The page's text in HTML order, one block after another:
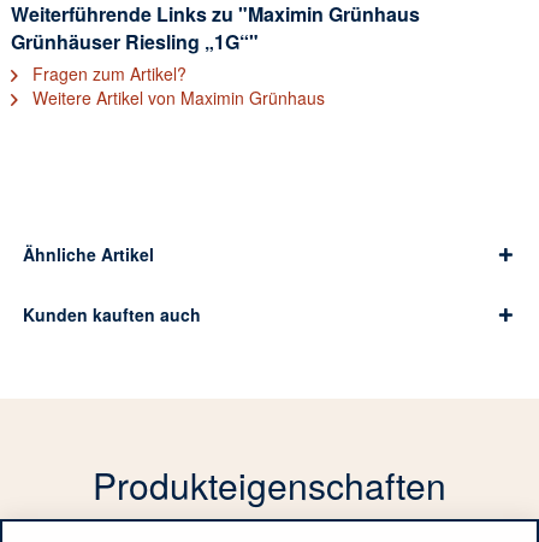
Weiterführende Links zu "Maximin Grünhaus
Grünhäuser Riesling „1G“"
Fragen zum Artikel?
Weitere Artikel von Maximin Grünhaus
Ähnliche Artikel
Kunden kauften auch
Produkteigenschaften